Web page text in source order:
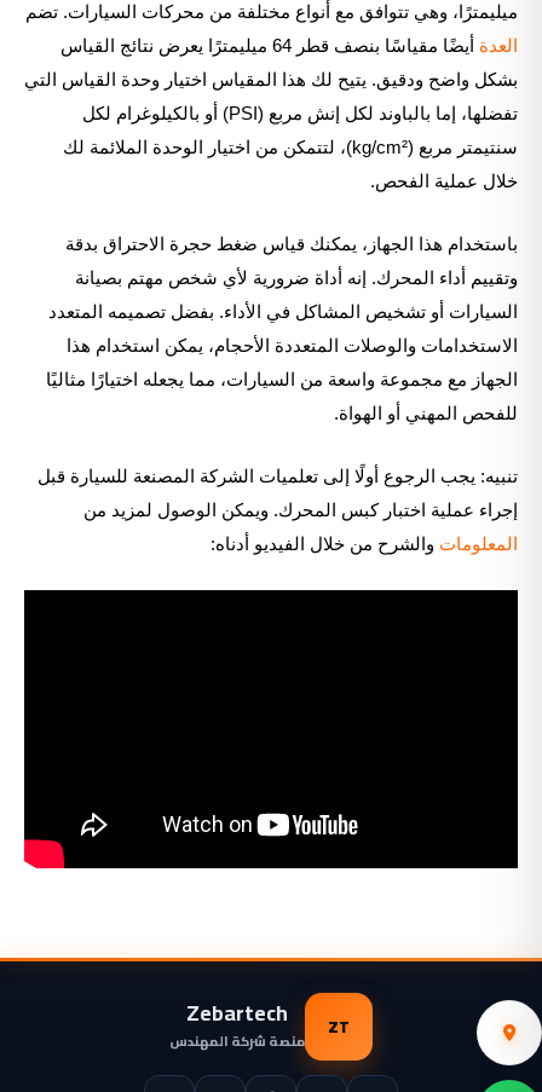
ميليمترًا، وهي تتوافق مع أنواع مختلفة من محركات السيارات. تضم
العدة
أيضًا مقياسًا بنصف قطر 64 ميليمترًا يعرض نتائج القياس
بشكل واضح ودقيق. يتيح لك هذا المقياس اختيار وحدة القياس التي
تفضلها، إما بالباوند لكل إنش مربع (PSI) أو بالكيلوغرام لكل
سنتيمتر مربع (kg/cm²)، لتتمكن من اختيار الوحدة الملائمة لك
خلال عملية الفحص.
باستخدام هذا الجهاز، يمكنك قياس ضغط حجرة الاحتراق بدقة
وتقييم أداء المحرك. إنه أداة ضرورية لأي شخص مهتم بصيانة
السيارات أو تشخيص المشاكل في الأداء. بفضل تصميمه المتعدد
الاستخدامات والوصلات المتعددة الأحجام، يمكن استخدام هذا
الجهاز مع مجموعة واسعة من السيارات، مما يجعله اختيارًا مثاليًا
للفحص المهني أو الهواة.
تنبيه: يجب الرجوع أولًا إلى تعلميات الشركة المصنعة للسيارة قبل
إجراء عملية اختبار كبس المحرك. ويمكن الوصول لمزيد من
المعلومات والشرح من خلال الفيديو أدناه:
ZT
Zebartech
منصة شركة المهندس